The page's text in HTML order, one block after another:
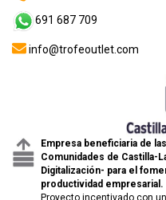
691 687 709
info@trofeoutlet.com
Empresa beneficiaria de
Comunidades de Castilla-
Digitalización- para el
productividad empresarial.
Proyecto incentivado con